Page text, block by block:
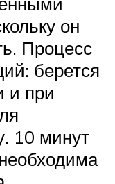
он
Процесс
берется
и при
10 минут